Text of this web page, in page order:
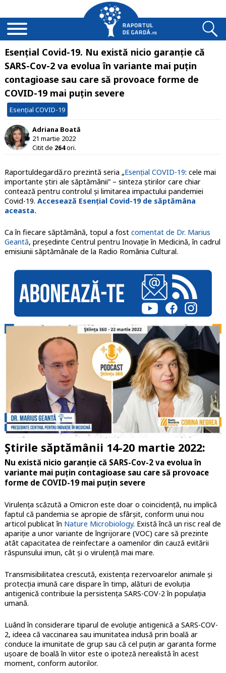
Esențial Covid-19. Nu există nicio garanție că
SARS-Cov-2 va evolua în variante mai puțin
contagioase sau care să provoace forme de
COVID-19 mai puțin severe
Esențial COVID-19
Adriana Boată
21 martie 2022
Citit de 264ori.
Raportuldegardă.ro prezintă seria „Esențial COVID-19: cele mai
importante știri ale săptămânii” – sinteza știrilor care chiar
contează pentru controlul și limitarea impactului pandemiei
Covid-19. Accesează Esențial Covid-19 de săptămâna
aceasta.
Ca în fiecare săptămână, topul a fost comentat de Dr. Marius
Geantă, președinte Centrul pentru Inovație în Medicină, în cadrul
emisiunii săptămânale de la Radio România Cultural.
Știrile săptămânii 14-20 martie 2022:
Nu există nicio garanție că SARS-Cov-2 va evolua în
variante mai puțin contagioase sau care să provoace
forme de COVID-19 mai puțin severe
Virulența scăzută a Omicron este doar o coincidență, nu implică
faptul că pandemia se apropie de sfârșit, conform unui nou
articol publicat în Nature Microbiology. Există încă un risc real de
apariție a unor variante de îngrijorare (VOC) care să prezinte
atât capacitatea de reinfectare a oamenilor din cauză evitării
răspunsului imun, cât și o virulență mai mare.
Transmisibilitatea crescută, existența rezervoarelor animale și
protecția imună care dispare în timp, alături de evoluția
antigenică contribuie la persistența SARS-COV-2 în populația
umană.
Luând în considerare tiparul de evoluție antigenică a SARS-COV-
2, ideea că vaccinarea sau imunitatea indusă prin boală ar
conduce la imunitate de grup sau că cel puțin ar garanta forme
ușoare de boală în viitor este o ipoteză nerealistă în acest
moment, conform autorilor.